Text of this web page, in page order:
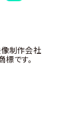
像制作会社
です。